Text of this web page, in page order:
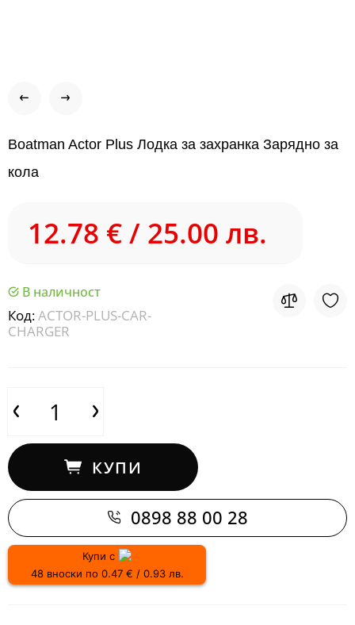
Boatman Actor Plus Лодка за захранка Зарядно за
кола
12.78 € / 25.00 лв.
В наличност
Код:ACTOR-PLUS-CAR-
CHARGER
КУПИ
0898 88 00 28
Купи с
48 вноски по 0.47 € / 0.93 лв.